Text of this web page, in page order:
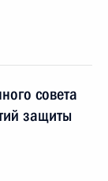
совета
защиты